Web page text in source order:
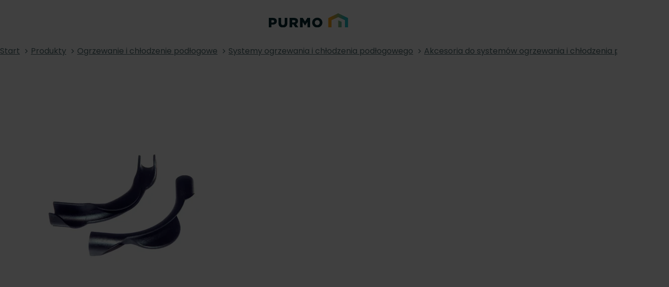
Start Produkty Ogrzewanie i chłodzenie podłogowe Systemy ogrzewania i chłodzenia podłogowego Akcesoria do systemów ogrzewania i chłodzenia podłogowego